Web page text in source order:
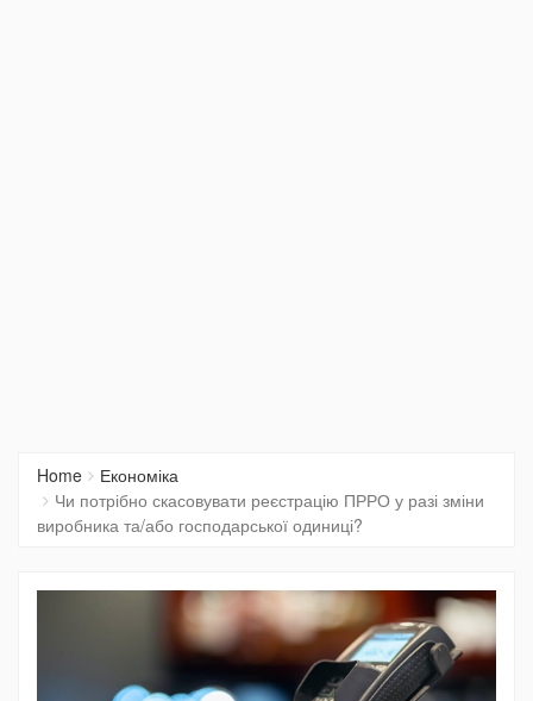
Home
Економіка
Чи потрібно скасовувати реєстрацію ПРРО у разі зміни
виробника та/або господарської одиниці?